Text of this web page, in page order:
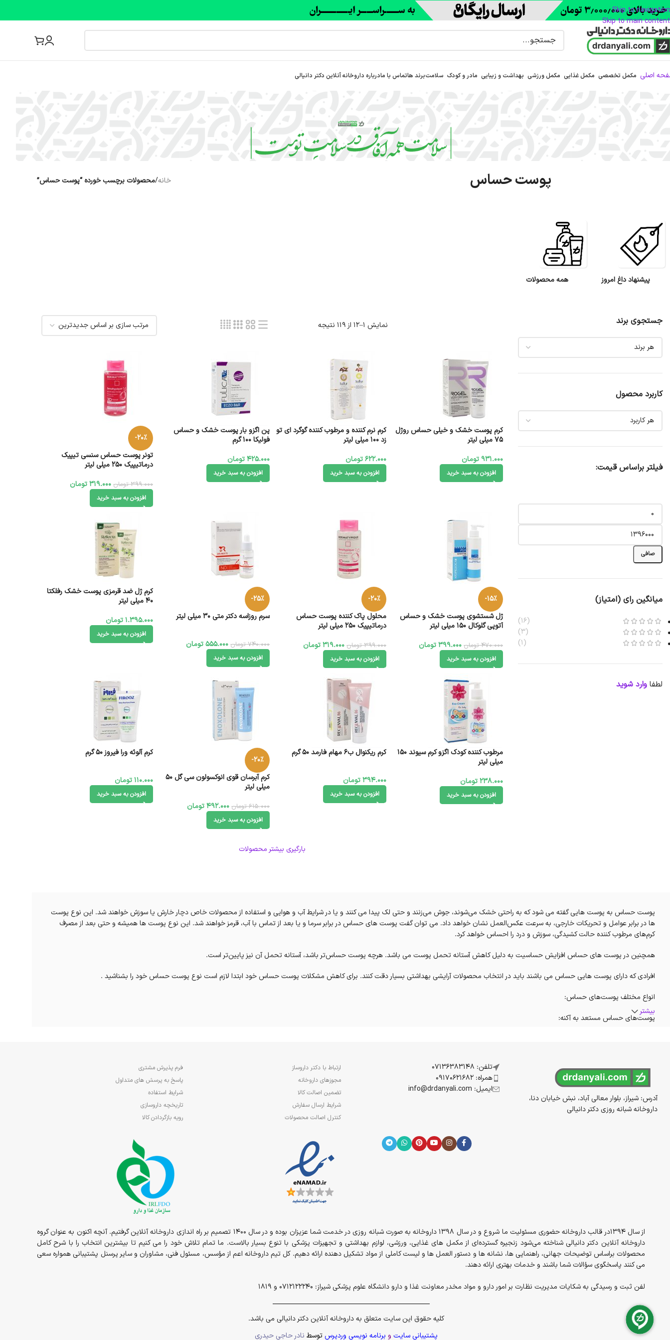
Skip to navigation
Skip to main content
اصلی مکمل تخصصی مکمل غذایی مکمل ورزشی بهداشت و زیبایی مادر و کودک سلامتبرند هاتماس با مادرباره‌ داروخانه آنلاین دکتر دانیالی
پوست حساس خانه/محصولات برچسب خورده “پوست حساس”
پیشنهاد داغ امروز همه محصولات
جستجوی برند
کاربرد محصول
فیلتر براساس قیمت:
صافی
میانگین رای (امتیاز)
(16)
(3)
(1)
لطفا وارد شوید
نمایش 1–12 از 119 نتیجه
کرم پوست خشک و خیلی حساس روژل
75 ميلی لیتر
931.000 تومان
افزودن به سبد خرید
کرم نرم کننده و مرطوب کننده گوگرد ای تو
زد 100 میلی لیتر
622.000تومان
افزودن به سبد خرید
پن اگزو بار پوست خشک و حساس
فولیکا 100 گرم
425.000تومان
افزودن به سبد خرید
-20%
تونر پوست حساس سنسی تیپیک
درماتیپیک 250 میلی لیتر
399.000 تومان 319.000 تومان
افزودن به سبد خرید
-15%
ژل شستشوی پوست خشک و حساس
آتوپی گلوکال 150 میلی لیتر
470.000 تومان 399.000تومان
افزودن به سبد خرید
-20%
محلول پاک کننده پوست حساس
درماتیپیک 250 میلی لیتر
399.000 تومان 319.000تومان
افزودن به سبد خرید
-25%
سرم روزاسه دکتر متی 30 میلی لیتر
740.000 تومان 555.000تومان
افزودن به سبد خرید
کرم ژل ضد قرمزی پوست خشک رفلکتا
40 میلی لیتر
1.395.000 تومان
افزودن به سبد خرید
مرطوب کننده کودک اگزو کرم سیوند ۱۵۰
میلی لیتر
238.000تومان
افزودن به سبد خرید
کرم ریکنوال ب6 مهام فارمد 50 گرم
394.000تومان
افزودن به سبد خرید
-20%
کرم آبرسان قوی انوکسولون سی گل 50
میلی لیتر
615.000 تومان 492.000تومان
افزودن به سبد خرید
کرم آلوئه ورا فیروز ۵۰ گرم
110.000 تومان
افزودن به سبد خرید
بارگیری بیشتر محصولات
پوست حساس به پوست هایی گفته می شود که به راحتی خشک می‌شوند، جوش می‌زنند و حتی لک پیدا می کنند و یا در شرایط آب و هوایی و استفاده از محصولات خاص دچار خارش یا سوزش خواهند شد. این نوع پوست
ها در برابر عوامل و تحریکات خارجی، به سرعت عکس‌العمل نشان خواهد داد. می توان گفت پوست های حساس در برابر سرما و یا بعد از تماس با آب، قرمز خواهند شد. این نوع پوست ها همیشه و حتی بعد از مصرف
کرم‌های مرطوب کننده حالت کشیدگی، سوزش و درد را احساس خواهد کرد.
همچنین در پوست های حساس افزایش حساسیت به دلیل کاهش آستانه تحمل پوست می باشد. هرچه پوست حساس‌‏تر باشد، آستانه تحمل آن نیز پایین‏‌تر است.
افرادی که دارای پوست هایی حساس می باشند باید در انتخاب محصولات آرایشی بهداشتی بسیار دقت کنند. برای کاهش مشکلات پوست حساس خود ابتدا لازم است نوع پوست حساس خود را بشناشید .
انواع مختلف پوست‌های حساس:
پوست‌های حساس مستعد به آکنه:
پوست‌های مستعد قرمزی یا روزاسه‌ای :
پوست‌هایی که ناگهان گر می گیرد و یا قرمز می‌شوند معمولا در افراد بالای ۳۰ سال رخ خواهد داد. افراد دارای این نوع پوست باید علاوه بر دوری از عوامل تشدید کننده از محصولات خوراکی یا کرم‌های حاوی مواد تشکیل
دهنده ضدالتهاب استفاده خواهند کرد.
برخی از افراد بدون ایجاد التهاب و قرمزی در صورت به خصوص بعد از مصرف بعضی از کرم‌ها احساس سوزش و خارش دارند. همچنین احساس سوزش و خارش در مواجهه با عوامل محیطی مثل باد، گرما و سرما ایجاد می
بیشتر
آدرس: شیراز، بلوار معالی آباد، نبش خیابان دنا،
داروخانه شبانه روزی دکتر دانیالی
تلفن: 07136383148
همراه: 09170621682
ایمیل: info@drdanyali.com
ارتباط با دکتر داروساز
مجوزهای داروخانه
تضمین اصالت کالا
شرایط ارسال سفارش
کنترل اصالت محصولات
فرم پذیرش مشتری
پاسخ به پرسش های متداول
شرایط استفاده
تاریخچه داروسازی
رویه بازگردادن کالا
از سال 1394در قالب داروخانه حضوری مسئولیت ما شروع و در سال 1398 داروخانه به صورت شبانه روزی در خدمت شما عزیزان بوده و در سال 1400 تصمیم بر راه اندازی داروخانه آنلاین گرفتیم. آنچه اکنون به عنوان گروه
داروخانه آنلاین دکتر دانیالی شناخته می‌شود زنجیره گسترده‌ای از مکمل های غذایی، ورزشی، لوازم بهداشتی و تجهیزات پزشکی با تنوع بسیار بالاست. ما تمام تلاش خود را می کنیم تا بیشترین انتخاب را با شرح کامل
محصولات براساس توضیحات جهانی، راهنمایی ها، نشانه ها و دستور العمل ها و لیست کاملی از مواد تشکیل دهنده ارائه دهیم. کل تیم داروخانه اعم از مؤسس، مسئول فنی، مشاوران و سایر پرسنل پشتیبانی همواره سعی
می کنند پاسخگوی سؤالات شما باشند و خدمات بهتری ارائه دهند.
لفن ثبت و رسیدگی به شکایات مدیریت نظارت بر امور دارو و مواد مخدر معاونت غذا و دارو دانشگاه علوم پزشکی شیراز: 0712122240 و 1819
کلیه حقوق این سایت متعلق به داروخانه آنلاین دکتر دانیالی می باشد.
پشتیبانی سایت و برنامه نویسی وردپرس توسط نادر حاجی حیدری